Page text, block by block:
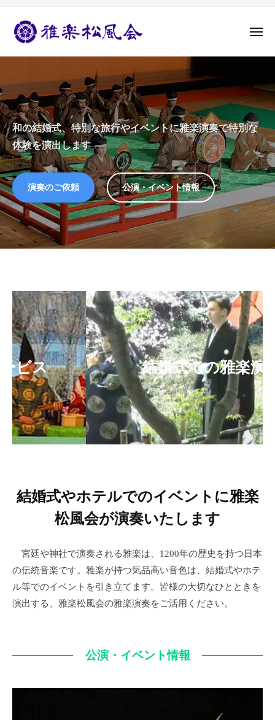
ン
へ
ス
キ
ッ
プ
雅
風
会
結
式
や
ホ
テ
ル
イ
ベ
ン
ト
に
は
風
会
が
演
奏
い
た
し
ま
す
メ
ュ
和の結婚式、特別な旅行やイベントに雅楽演奏で特別な
体験を演出します
演奏のご依頼 公演・イベント情報
TOP
2025
年
2
月
8
日
by
雅
楽
松
風
会
（松
久
貴
結婚式での雅楽演奏
結婚式やホテルでのイベントに雅楽
松風会が演奏いたします
宮廷や神社で演奏される雅楽は、1200年の歴史を持つ日本
の伝統音楽です。雅楽が持つ気品高い音色は、結婚式やホテ
ル等でのイベントを引き立てます。皆様の大切なひとときを
演出する、雅楽松風会の雅楽演奏をご活用ください。
公演・イベント情報
松
風
会